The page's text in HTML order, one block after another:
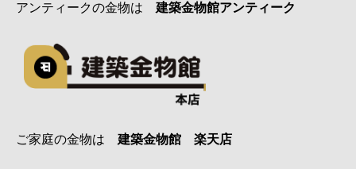
アンティークの金物は建築金物館アンティーク
ご家庭の金物は建築金物館 楽天店